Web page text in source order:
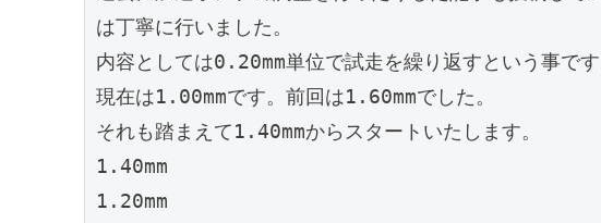
は丁寧に行いました。
内容としては0.20mm単位で試走を繰り返すという事です
現在は1.00mmです。前回は1.60mmでした。
それも踏まえて1.40mmからスタートいたします。
1.40mm
1.20mm